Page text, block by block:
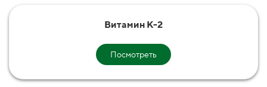
Витамин К-2
Посмотреть